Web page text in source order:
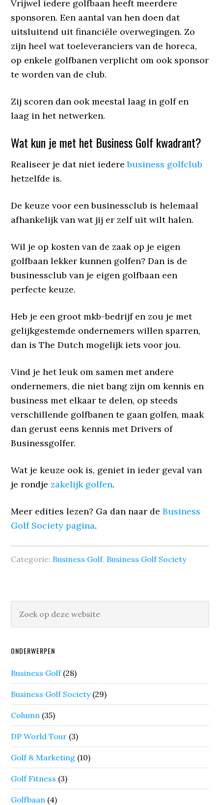
Vrijwel iedere golfbaan heeft meerdere
sponsoren. Een aantal van hen doen dat
uitsluitend uit financiële overwegingen. Zo
zijn heel wat toeleveranciers van de horeca,
op enkele golfbanen verplicht om ook sponsor
te worden van de club.
Zij scoren dan ook meestal laag in golf en
laag in het netwerken.
Wat kun je met het Business Golf kwadrant?
Realiseer je dat niet iederebusiness golfclub
hetzelfde is.
De keuze voor een businessclub is helemaal
afhankelijk van wat jij er zelf uit wilt halen.
Wil je op kosten van de zaak op je eigen
golfbaan lekker kunnen golfen? Dan is de
businessclub van je eigen golfbaan een
perfecte keuze.
Heb je een groot mkb-bedrijf en zou je met
gelijkgestemde ondernemers willen sparren,
dan is The Dutch mogelijk iets voor jou.
Vind je het leuk om samen met andere
ondernemers, die niet bang zijn om kennis en
business met elkaar te delen, op steeds
verschillende golfbanen te gaan golfen, maak
dan gerust eens kennis met Drivers of
Businessgolfer.
Wat je keuze ook is, geniet in ieder geval van
je rondje zakelijk golfen.
Meer edities lezen? Ga dan naar deBusiness
Golf Society pagina.
Categorie: Business Golf, Business Golf Society
ONDERWERPEN
Business Golf(28)
Business Golf Society(29)
Column (35)
DP World Tour (3)
Golf & Marketing (10)
Golf Fitness (3)
Golfbaan (4)